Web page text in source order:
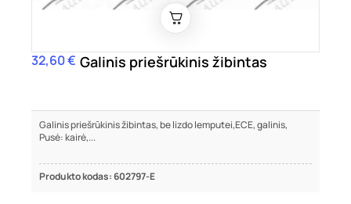
Kaina
32,60 € Galinis priešrūkinis žibintas
Galinis priešrūkinis žibintas, be lizdo lemputei,ECE, galinis,
Pusė: kairė,...
Produkto kodas: 602797-E